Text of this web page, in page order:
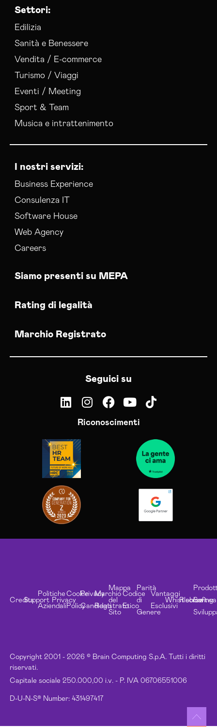
Settori:
Edilizia
Sanità e Benessere
Vendita / E-commerce
Turismo / Viaggi
Eventi / Meeting
Sport & Team
Musica e intrattenimento
I nostri servizi:
Business Experience
Consulenza IT
Software House
Web Agency
Careers
Siamo presenti su MEPA
Rating di legalità
Marchio Registrato
Seguici su
Riconoscimenti
Copyright 2001 - 2026 © Brain Computing S.p.A. Tutti i diritti
riservati.
Capitale sociale 250.000,00 i.v. - P. IVA 06706551006
D-U-N-S® Number: 431497417
CreditsSupport
Politiche
Aziendali
Privacy
Cookie
Policy
Privacy
Candidati
Marchio
Registrato
Mappa
del
Sito
Codice
Etico
Parità
di
Genere
Vantaggi
Esclusivi
Whistleblowing
Risorse